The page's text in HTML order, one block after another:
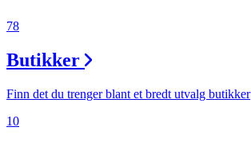
Magasin
Gavekort
78
Butikker
Finn det du trenger blant et bredt utvalg butikker
10